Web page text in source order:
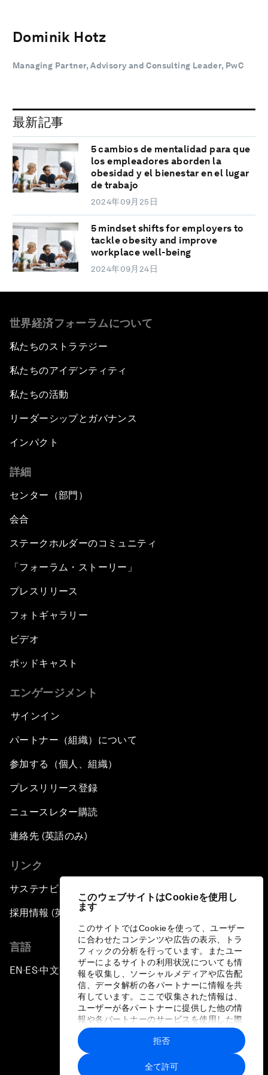
このウェブサイトはCookieを使用し
ます
このサイトではCookieを使って、ユーザー
に合わせたコンテンツや広告の表示、トラ
フィックの分析を行っています。またユー
ザーによるサイトの利用状況についても情
報を収集し、ソーシャルメディアや広告配
信、データ解析の各パートナーに情報を共
有しています。ここで収集された情報は、
ユーザーが各パートナーに提供した他の情
報や各パートナーのサービスを使用した際
に収集された情報と組み合わされ、各パー
トナーによって使用されることがありま
す。
全て許可
拒否
Dominik Hotz
Managing Partner, Advisory and Consulting Leader, PwC
最新記事
5 cambios de mentalidad para que
los empleadores aborden la
obesidad y el bienestar en el lugar
de trabajo
2024年09月25日
5 mindset shifts for employers to
tackle obesity and improve
workplace well-being
2024年09月24日
世界経済フォーラムについて
私たちのストラテジー
私たちのアイデンティティ
私たちの活動
リーダーシップとガバナンス
インパクト
詳細
センター（部門）
会合
ステークホルダーのコミュニティ
「フォーラム・ストーリー」
プレスリリース
フォトギャラリー
ビデオ
ポッドキャスト
エンゲージメント
サインイン
パートナー（組織）について
参加する（個人、組織）
プレスリリース登録
ニュースレター購読
連絡先 (英語のみ)
リンク
サステナビリティへの取り組み
採用情報 (英語のみ)
言語
EN ▪ ES▪中文▪ 日本語
プライバシーポリシーと利用規約